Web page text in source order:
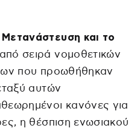
και το
σειρά νομοθετικών
που προωθήθηκαν
αυτών
κανόνες για
η θέσπιση ενωσιακού